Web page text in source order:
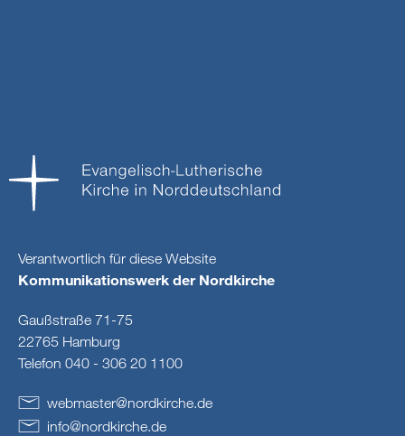
Verantwortlich für diese Website
Kommunikationswerk der Nordkirche
Gaußstraße 71-75
22765 Hamburg
Telefon 040 - 306 20 1100
webmaster@nordkirche.de
info@nordkirche.de